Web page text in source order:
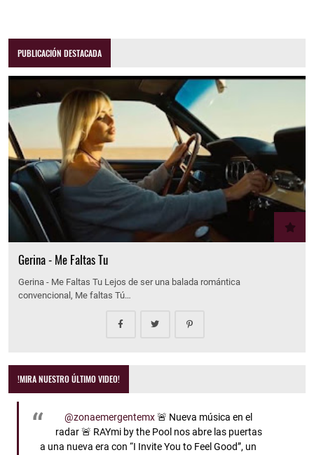
PUBLICACIÓN DESTACADA
Gerina - Me Faltas Tu
Gerina - Me Faltas Tu Lejos de ser una balada romántica
convencional, Me faltas Tú…
!MIRA NUESTRO ÚLTIMO VIDEO!
@zonaemergentemx🚨 Nueva música en el
radar 🚨 RAYmi by the Pool nos abre las puertas
a una nueva era con “I Invite You to Feel Good”, un